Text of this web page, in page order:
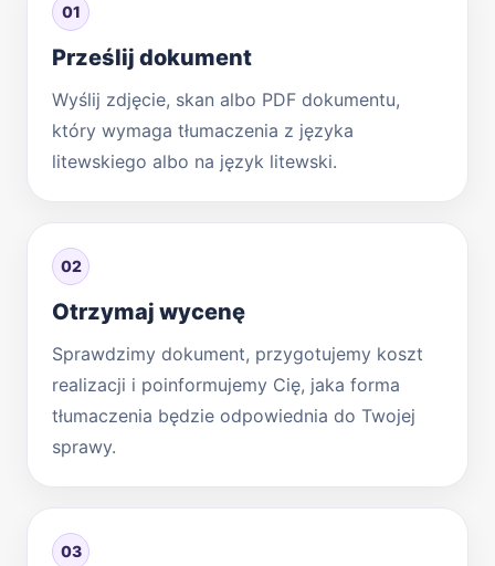
01
Prześlij dokument
Wyślij zdjęcie, skan albo PDF dokumentu,
który wymaga tłumaczenia z języka
litewskiego albo na język litewski.
02
Otrzymaj wycenę
Sprawdzimy dokument, przygotujemy koszt
realizacji i poinformujemy Cię, jaka forma
tłumaczenia będzie odpowiednia do Twojej
sprawy.
03